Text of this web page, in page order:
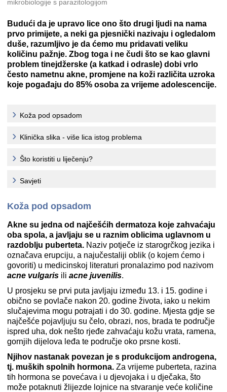
mikrobiologije s parazitologijom
Budući da je upravo lice ono što drugi ljudi na nama
prvo primijete, a neki ga pjesnički nazivaju i ogledalom
duše, razumljivo je da ćemo mu pridavati veliku
količinu pažnje. Zbog toga i ne čudi što se kao glavni
problem tinejdžerske (a katkad i odrasle) dobi vrlo
često nametnu akne, promjene na koži različita uzroka
koje pogađaju do 85% osoba za vrijeme adolescencije.
Koža pod opsadom
Klinička slika - više lica istog problema
Što koristiti u liječenju?
Savjeti
Koža pod opsadom
Akne su jedna od najčešćih dermatoza koje zahvaćaju
oba spola, a javljaju se u raznim oblicima uglavnom u
razdoblju puberteta. Naziv potječe iz starogrčkog jezika i
označava erupciju, a najučestaliji oblik (o kojem ćemo i
govoriti) u medicinskoj literaturi pronalazimo pod nazivom
acne vulgaris ili acne juvenilis.
U prosjeku se prvi puta javljaju između 13. i 15. godine i
obično se povlače nakon 20. godine života, iako u nekim
slučajevima mogu potrajati i do 30. godine. Mjesta gdje se
najčešće pojavljuju su čelo, obrazi, nos, brada te područje
ispred uha, dok nešto rjeđe zahvaćaju kožu vrata, ramena,
gornjih dijelova leđa te područje oko prsne kosti.
Njihov nastanak povezan je s produkcijom androgena,
tj. muških spolnih hormona. Za vrijeme puberteta, razina
tih hormona se povećava i u djevojaka i u dječaka, što
može potaknuti žlijezde lojnice na stvaranje veće količine